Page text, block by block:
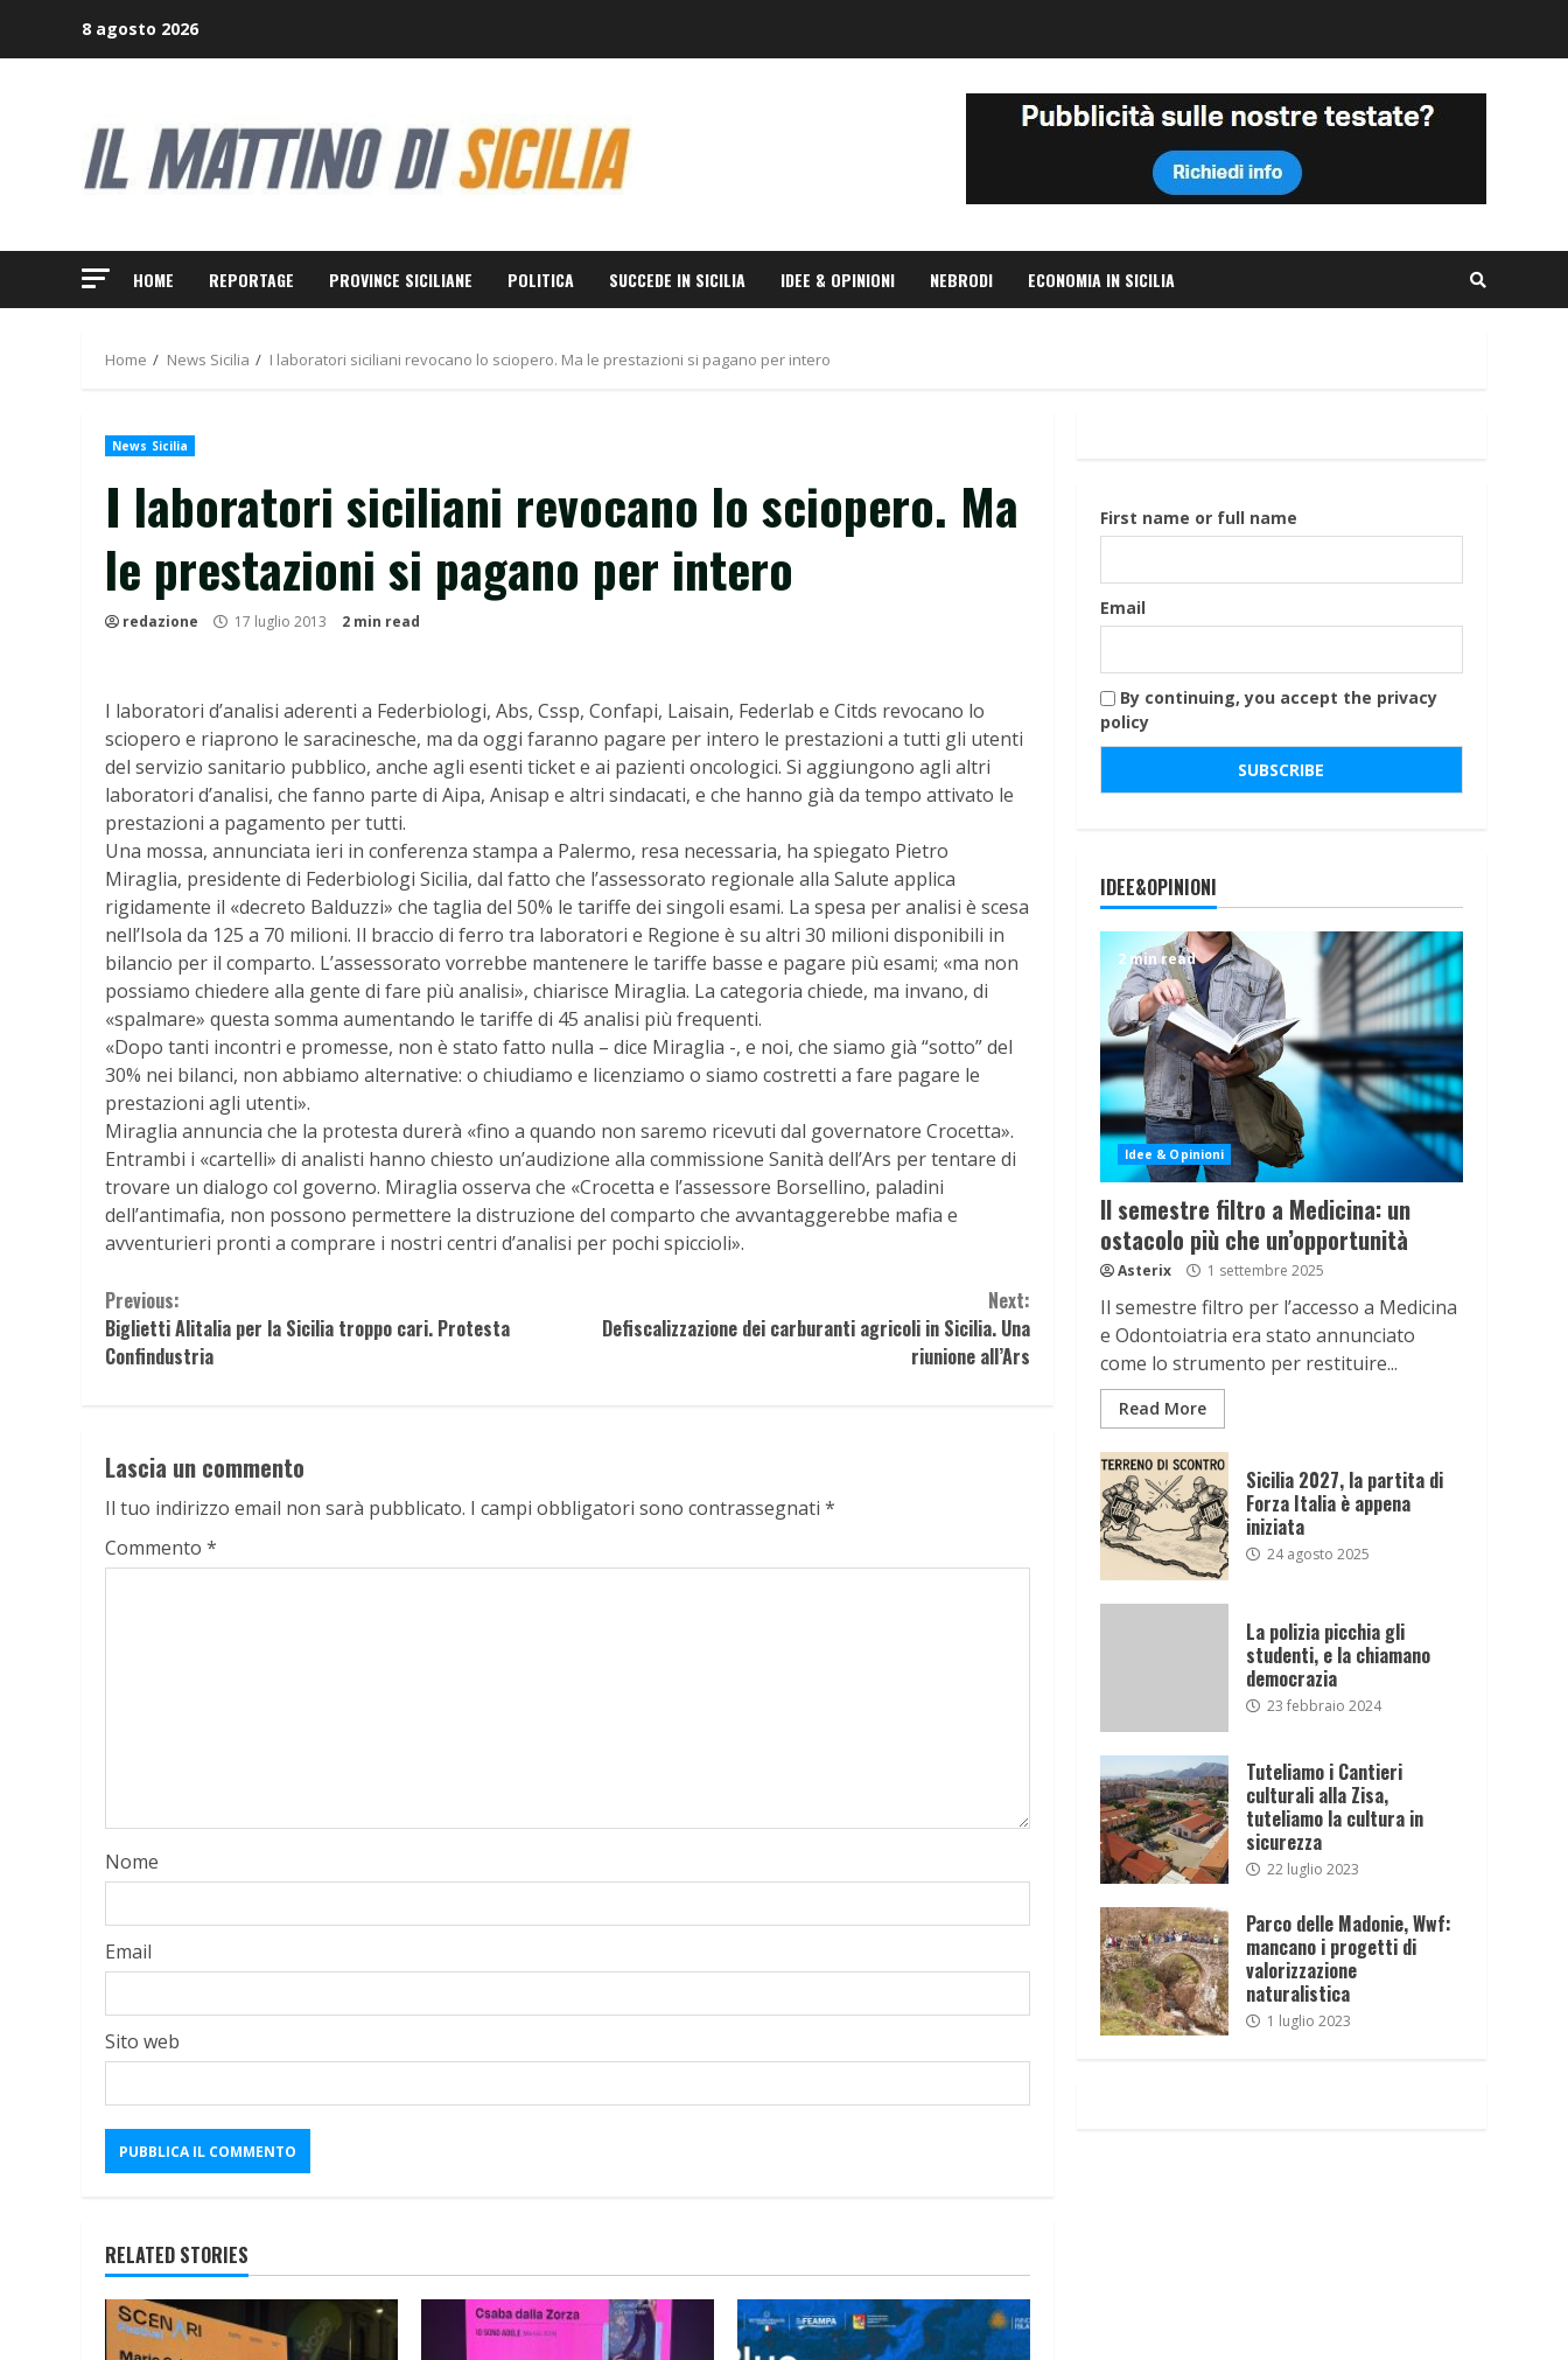
8 agosto 2026
HOME REPORTAGE PROVINCE SICILIANE POLITICA SUCCEDE IN SICILIA IDEE & OPINIONI NEBRODI ECONOMIA IN SICILIA
Home News Sicilia I laboratori siciliani revocano lo sciopero. Ma le prestazioni si pagano per intero
News Sicilia
I laboratori siciliani revocano lo sciopero. Ma
le prestazioni si pagano per intero
redazione 17 luglio 2013 2 min read
I laboratori d’analisi aderenti a Federbiologi, Abs, Cssp, Confapi, Laisain, Federlab e Citds revocano lo
sciopero e riaprono le saracinesche, ma da oggi faranno pagare per intero le prestazioni a tutti gli utenti
del servizio sanitario pubblico, anche agli esenti ticket e ai pazienti oncologici. Si aggiungono agli altri
laboratori d’analisi, che fanno parte di Aipa, Anisap e altri sindacati, e che hanno già da tempo attivato le
prestazioni a pagamento per tutti.
Una mossa, annunciata ieri in conferenza stampa a Palermo, resa necessaria, ha spiegato Pietro
Miraglia, presidente di Federbiologi Sicilia, dal fatto che l’assessorato regionale alla Salute applica
rigidamente il «decreto Balduzzi» che taglia del 50% le tariffe dei singoli esami. La spesa per analisi è scesa
nell’Isola da 125 a 70 milioni. Il braccio di ferro tra laboratori e Regione è su altri 30 milioni disponibili in
bilancio per il comparto. L’assessorato vorrebbe mantenere le tariffe basse e pagare più esami; «ma non
possiamo chiedere alla gente di fare più analisi», chiarisce Miraglia. La categoria chiede, ma invano, di
«spalmare» questa somma aumentando le tariffe di 45 analisi più frequenti.
«Dopo tanti incontri e promesse, non è stato fatto nulla – dice Miraglia -, e noi, che siamo già “sotto” del
30% nei bilanci, non abbiamo alternative: o chiudiamo e licenziamo o siamo costretti a fare pagare le
prestazioni agli utenti».
Miraglia annuncia che la protesta durerà «fino a quando non saremo ricevuti dal governatore Crocetta».
Entrambi i «cartelli» di analisti hanno chiesto un’audizione alla commissione Sanità dell’Ars per tentare di
trovare un dialogo col governo. Miraglia osserva che «Crocetta e l’assessore Borsellino, paladini
dell’antimafia, non possono permettere la distruzione del comparto che avvantaggerebbe mafia e
avventurieri pronti a comprare i nostri centri d’analisi per pochi spiccioli».
Continue
Reading
Previous:
Biglietti Alitalia per la Sicilia troppo cari. Protesta
Confindustria
Next:
Defiscalizzazione dei carburanti agricoli in Sicilia. Una
riunione all’Ars
Lascia un commento
Il tuo indirizzo email non sarà pubblicato. I campi obbligatori sono contrassegnati *
Commento *
Nome
Email
Sito web
RELATED STORIES
First name or full name
Email
By continuing, you accept the privacy
policy
IDEE&OPINIONI
2 min read
Idee & Opinioni
Il semestre filtro a Medicina: un
ostacolo più che un’opportunità
Asterix 1 settembre 2025
Il semestre filtro per l’accesso a Medicina
e Odontoiatria era stato annunciato
come lo strumento per restituire...
Read More
Sicilia 2027, la partita di
Forza Italia è appena
iniziata
24 agosto 2025
La polizia picchia gli
studenti, e la chiamano
democrazia
23 febbraio 2024
Tuteliamo i Cantieri
culturali alla Zisa,
tuteliamo la cultura in
sicurezza
22 luglio 2023
Parco delle Madonie, Wwf:
mancano i progetti di
valorizzazione
naturalistica
1 luglio 2023